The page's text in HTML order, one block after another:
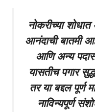
नोकरीच्या
आनंदाची बातमी
आणि अन्य
यासतीच पगार
तर या बद्दल पूर्ण
नाविन्यपूर्ण